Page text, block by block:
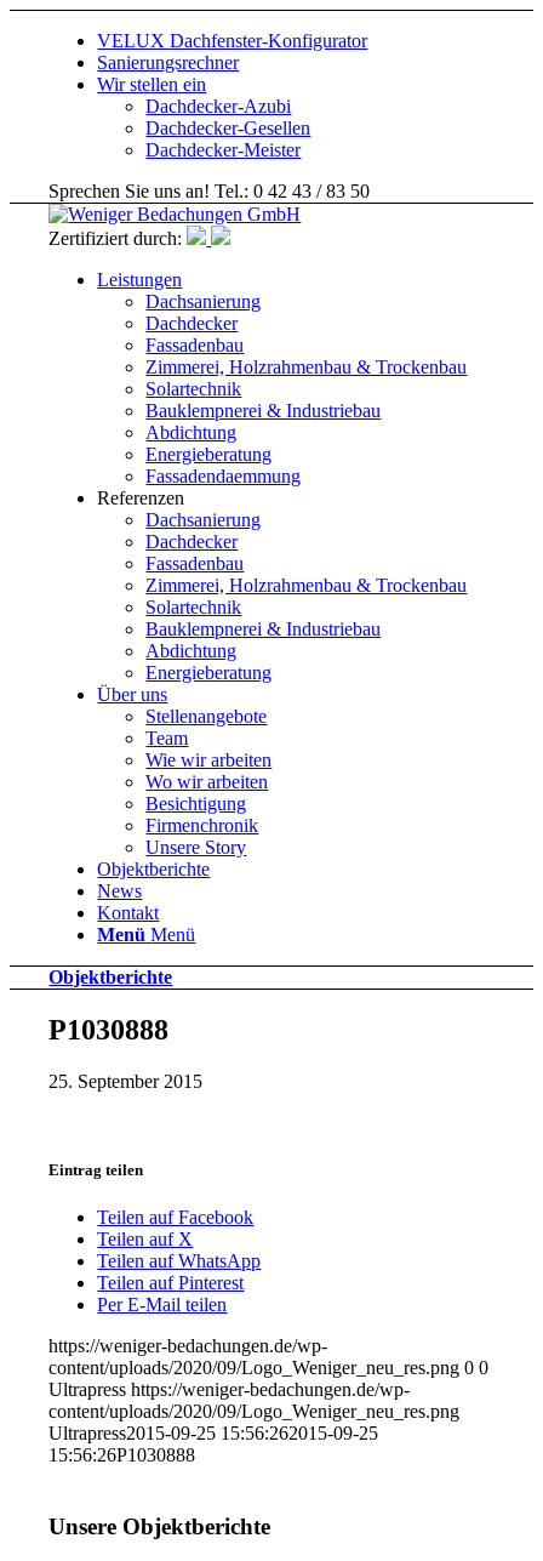
VELUX Dachfenster-Konfigurator
Sanierungsrechner
Wir stellen ein
Dachdecker-Azubi
Dachdecker-Gesellen
Dachdecker-Meister
Sprechen Sie uns an! Tel.: 0 42 43 / 83 50
Zertifiziert durch:
Leistungen
Dachsanierung
Dachdecker
Fassadenbau
Zimmerei, Holzrahmenbau & Trockenbau
Solartechnik
Bauklempnerei & Industriebau
Abdichtung
Energieberatung
Fassadendaemmung
Referenzen
Dachsanierung
Dachdecker
Fassadenbau
Zimmerei, Holzrahmenbau & Trockenbau
Solartechnik
Bauklempnerei & Industriebau
Abdichtung
Energieberatung
Über uns
Stellenangebote
Team
Wie wir arbeiten
Wo wir arbeiten
Besichtigung
Firmenchronik
Unsere Story
Objektberichte
News
Kontakt
Menü Menü
Objektberichte
P1030888
25. September 2015
Eintrag teilen
Teilen auf Facebook
Teilen auf X
Teilen auf WhatsApp
Teilen auf Pinterest
Per E-Mail teilen
https://weniger-bedachungen.de/wp-
content/uploads/2020/09/Logo_Weniger_neu_res.png 0 0
Ultrapress https://weniger-bedachungen.de/wp-
content/uploads/2020/09/Logo_Weniger_neu_res.png
Ultrapress2015-09-25 15:56:262015-09-25
15:56:26P1030888
Unsere Objektberichte